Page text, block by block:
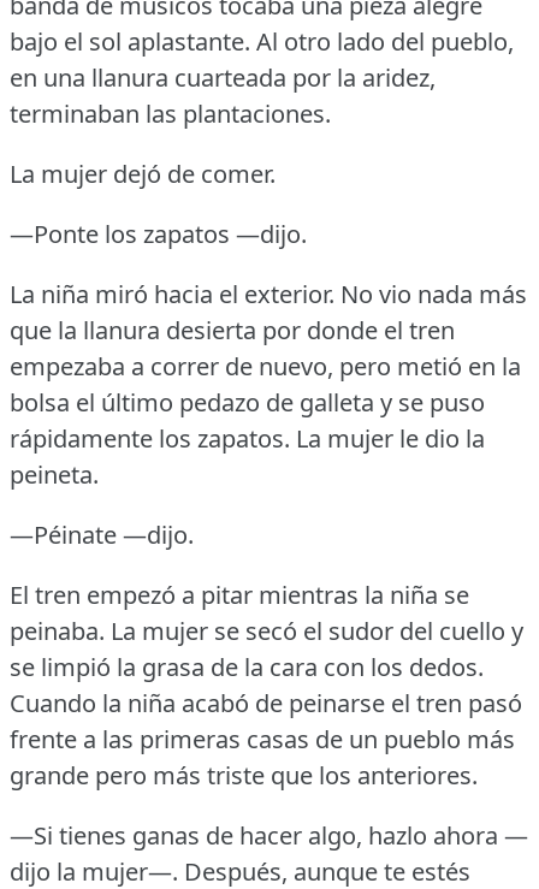
bajo el sol aplastante. Al otro lado del pueblo,
en una llanura cuarteada por la aridez,
terminaban las plantaciones.
La mujer dejó de comer.
—Ponte los zapatos —dijo.
La niña miró hacia el exterior. No vio nada más
que la llanura desierta por donde el tren
empezaba a correr de nuevo, pero metió en la
bolsa el último pedazo de galleta y se puso
rápidamente los zapatos. La mujer le dio la
peineta.
—Péinate —dijo.
El tren empezó a pitar mientras la niña se
peinaba. La mujer se secó el sudor del cuello y
se limpió la grasa de la cara con los dedos.
Cuando la niña acabó de peinarse el tren pasó
frente a las primeras casas de un pueblo más
grande pero más triste que los anteriores.
—Si tienes ganas de hacer algo, hazlo ahora —
dijo la mujer—. Después, aunque te estés